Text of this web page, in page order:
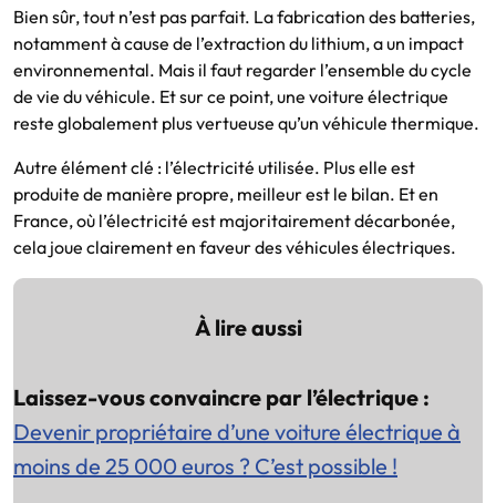
Bien sûr, tout n’est pas parfait. La fabrication des batteries,
notamment à cause de l’extraction du lithium, a un impact
environnemental. Mais il faut regarder l’ensemble du cycle
de vie du véhicule. Et sur ce point, une voiture électrique
reste globalement plus vertueuse qu’un véhicule thermique.
Autre élément clé : l’électricité utilisée. Plus elle est
produite de manière propre, meilleur est le bilan. Et en
France, où l’électricité est majoritairement décarbonée,
cela joue clairement en faveur des véhicules électriques.
À lire aussi
Laissez-vous convaincre par l’électrique :
Devenir propriétaire d’une voiture électrique à
moins de 25 000 euros ? C’est possible !